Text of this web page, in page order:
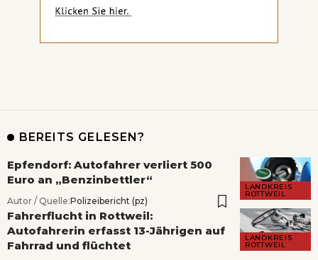
BEREITS GELESEN?
LANDKREIS
ROTTWEIL
Epfendorf: Autofahrer verliert 500
Euro an „Benzinbettler“
Autor / Quelle:Polizeibericht (pz)
LANDKREIS
ROTTWEIL
Fahrerflucht in Rottweil:
Autofahrerin erfasst 13-Jährigen auf
Fahrrad und flüchtet